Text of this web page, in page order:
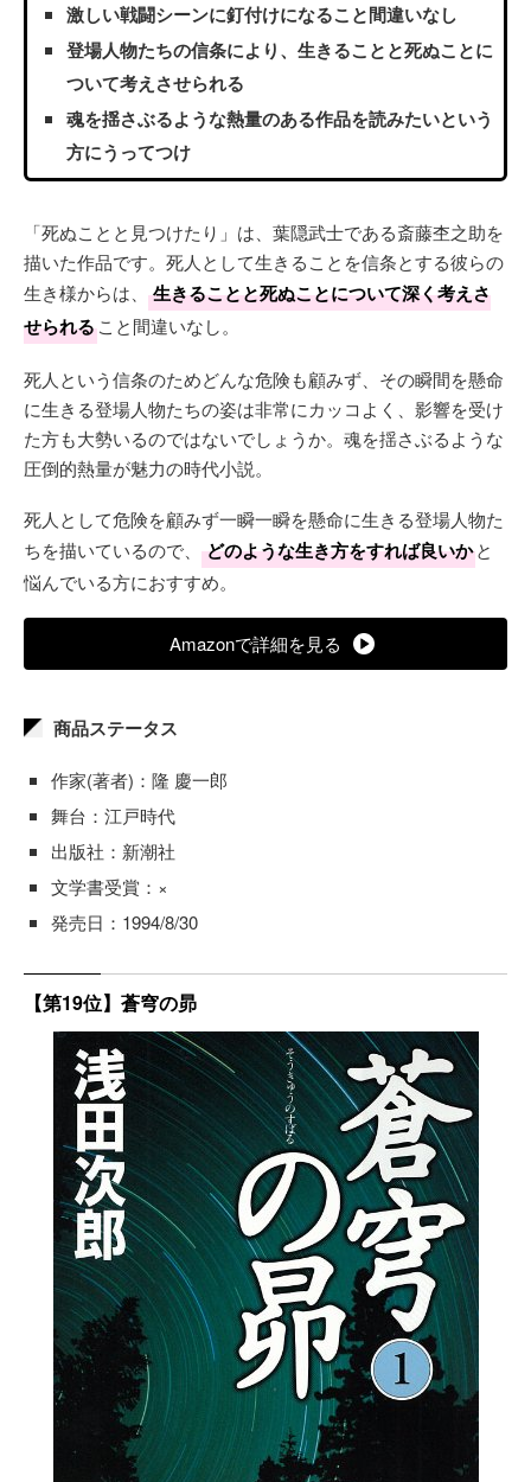
激しい戦闘シーンに釘付けになること間違いなし
登場人物たちの信条により、生きることと死ぬことに
ついて考えさせられる
魂を揺さぶるような熱量のある作品を読みたいという
方にうってつけ
「死ぬことと見つけたり」は、葉隠武士である斎藤杢之助を
描いた作品です。死人として生きることを信条とする彼らの
生き様からは、
生きることと死ぬことについて深く考えさ
せられること間違いなし。
死人という信条のためどんな危険も顧みず、その瞬間を懸命
に生きる登場人物たちの姿は非常にカッコよく、影響を受け
た方も大勢いるのではないでしょうか。魂を揺さぶるような
圧倒的熱量が魅力の時代小説。
死人として危険を顧みず一瞬一瞬を懸命に生きる登場人物た
ちを描いているので、
どのような生き方をすれば良いかと
悩んでいる方におすすめ。
Amazonで詳細を見る
商品ステータス
作家(著者)：隆 慶一郎
舞台：江戸時代
出版社：新潮社
文学書受賞：×
発売日：1994/8/30
【第19位】蒼穹の昴